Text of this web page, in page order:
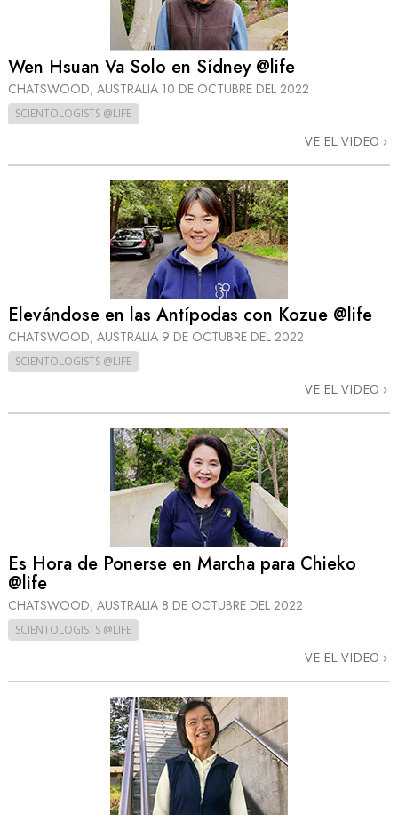
Wen Hsuan Va Solo en Sídney @life
CHATSWOOD, AUSTRALIA 10 DE OCTUBRE DEL 2022
SCIENTOLOGISTS @LIFE
VE EL VIDEO
Elevándose en las Antípodas con Kozue @life
CHATSWOOD, AUSTRALIA 9 DE OCTUBRE DEL 2022
SCIENTOLOGISTS @LIFE
VE EL VIDEO
Es Hora de Ponerse en Marcha para Chieko
@life
CHATSWOOD, AUSTRALIA 8 DE OCTUBRE DEL 2022
SCIENTOLOGISTS @LIFE
VE EL VIDEO